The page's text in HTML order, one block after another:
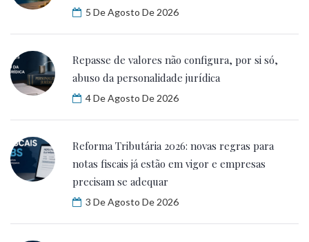
5 De Agosto De 2026
Repasse de valores não configura, por si só,
abuso da personalidade jurídica
4 De Agosto De 2026
Reforma Tributária 2026: novas regras para
notas fiscais já estão em vigor e empresas
precisam se adequar
3 De Agosto De 2026